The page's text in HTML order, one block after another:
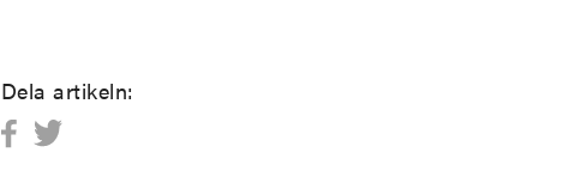
Dela artikeln: